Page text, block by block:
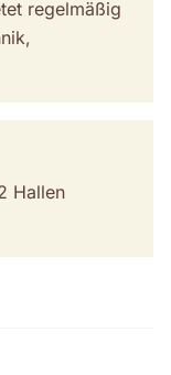
regelmäßig
Hallen